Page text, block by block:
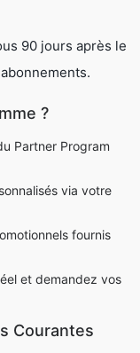
90 jours après le
?
Partner Program
via votre
fournis
et demandez vos
Courantes